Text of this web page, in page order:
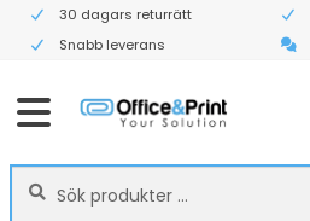
30 dagars returrätt
Snabb leverans
Sök
efter:
Sök